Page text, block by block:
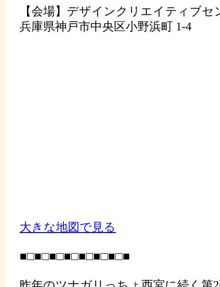
【会場】デザインクリエイティブセ
兵庫県神戸市中央区小野浜町 1-4
大きな地図で見る
■□■□■□■□■□■□■□■